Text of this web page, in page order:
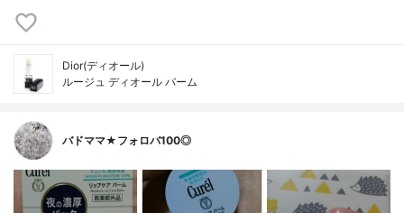
Dior(ディオール)
ルージュ ディオール バーム
バドママ★フォロバ100◎